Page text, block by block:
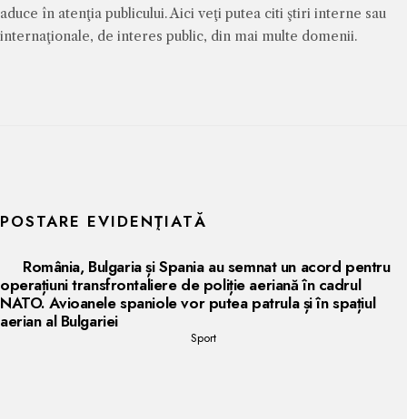
aduce în atenţia publicului. Aici veţi putea citi ştiri interne sau
internaţionale, de interes public, din mai multe domenii.
POSTARE EVIDENŢIATĂ
România, Bulgaria și Spania au semnat un acord pentru
operațiuni transfrontaliere de poliție aeriană în cadrul
NATO. Avioanele spaniole vor putea patrula și în spațiul
aerian al Bulgariei
Sport